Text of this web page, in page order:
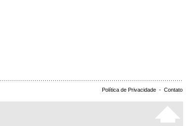
Política de Privacidade - Contato